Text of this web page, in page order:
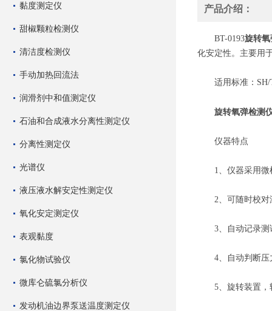
黏度测定仪
甜椒颗粒检测仪
清洁度检测仪
手动加热回流法
润滑剂中和值测定仪
石油和合成液水分离性测定仪
分离性测定仪
光谱仪
液压液水解安定性测定仪
氧化安定测定仪
表观黏度
氯化物试验仪
微库仑硫氯分析仪
发动机油边界泵送温度测定仪
产品介绍：
BT-0193旋转
化安定性。主要用
适用标准：SH/
旋转氧弹检测
仪器特点
1、仪器采用微机
2、可随时校对
3、自动记录测试
4、自动判断压
5、旋转装置，